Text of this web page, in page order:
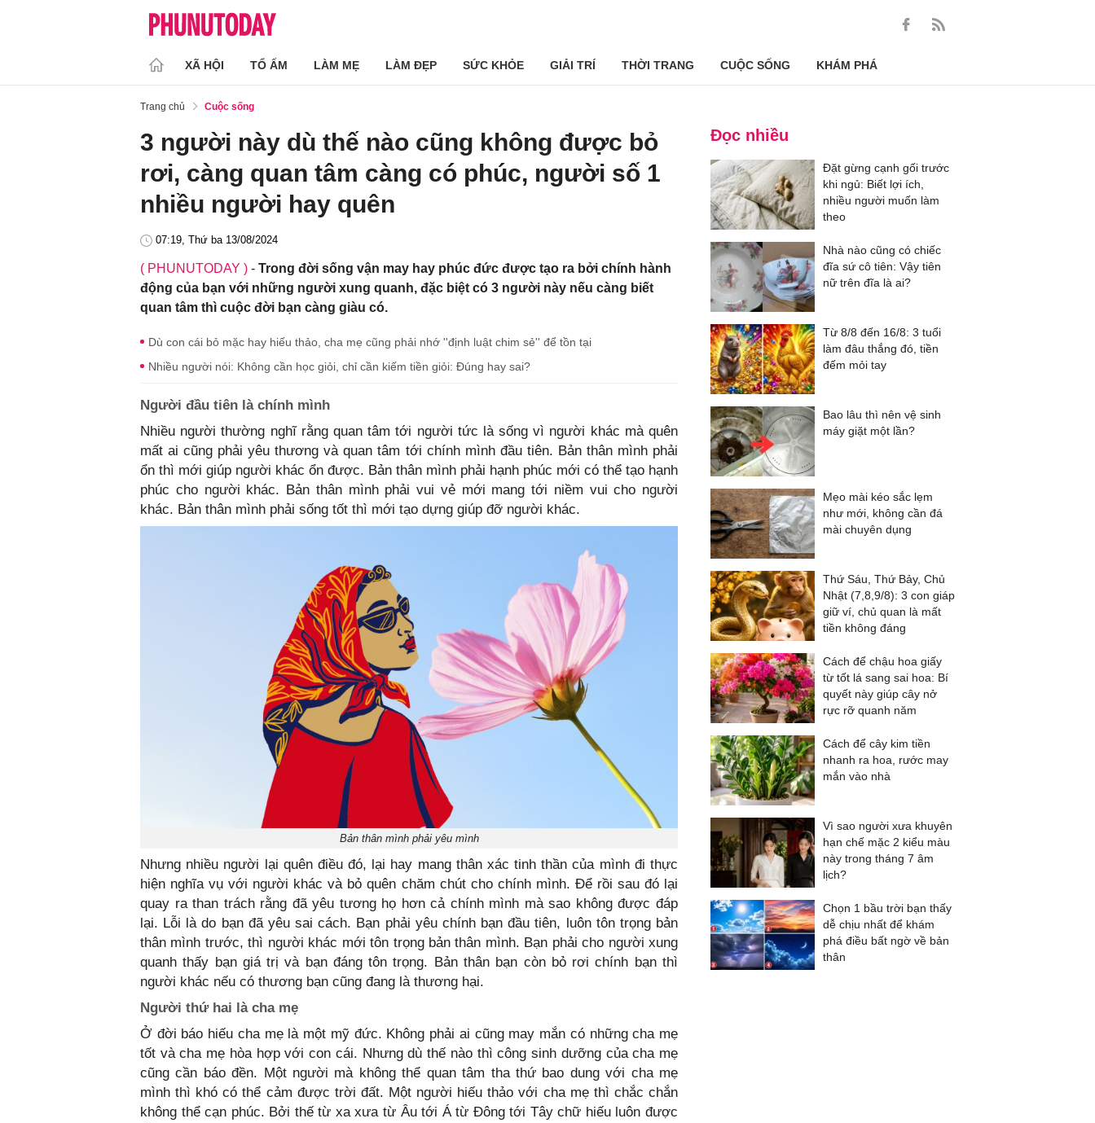
XÃ HỘI TỔ ẤM LÀM MẸ LÀM ĐẸP SỨC KHỎE GIẢI TRÍ THỜI TRANG CUỘC SỐNG KHÁM PHÁ
Trang chủ Cuộc sống
3 người này dù thế nào cũng không được bỏ
rơi, càng quan tâm càng có phúc, người số 1
nhiều người hay quên
07:19, Thứ ba 13/08/2024
( PHUNUTODAY ) - Trong đời sống vận may hay phúc đức được tạo ra bởi chính hành
động của bạn với những người xung quanh, đặc biệt có 3 người này nếu càng biết
quan tâm thì cuộc đời bạn càng giàu có.
Dù con cái bỏ mặc hay hiếu thảo, cha mẹ cũng phải nhớ ''định luật chim sẻ'' để tồn tại
Nhiều người nói: Không cần học giỏi, chỉ cần kiếm tiền giỏi: Đúng hay sai?
Người đầu tiên là chính mình
Nhiều người thường nghĩ rằng quan tâm tới người tức là sống vì người khác mà quên
mất ai cũng phải yêu thương và quan tâm tới chính mình đầu tiên. Bản thân mình phải
ổn thì mới giúp người khác ổn được. Bản thân mình phải hạnh phúc mới có thể tạo hạnh
phúc cho người khác. Bản thân mình phải vui vẻ mới mang tới niềm vui cho người
khác. Bản thân mình phải sống tốt thì mới tạo dựng giúp đỡ người khác.
Bản thân mình phải yêu mình
Nhưng nhiều người lại quên điều đó, lại hay mang thân xác tinh thần của mình đi thực
hiện nghĩa vụ với người khác và bỏ quên chăm chút cho chính mình. Để rồi sau đó lại
quay ra than trách rằng đã yêu tương họ hơn cả chính mình mà sao không được đáp
lại. Lỗi là do bạn đã yêu sai cách. Bạn phải yêu chính bạn đầu tiên, luôn tôn trọng bản
thân mình trước, thì người khác mới tôn trọng bản thân mình. Bạn phải cho người xung
quanh thấy bạn giá trị và bạn đáng tôn trọng. Bản thân bạn còn bỏ rơi chính bạn thì
người khác nếu có thương bạn cũng đang là thương hại.
Người thứ hai là cha mẹ
Ở đời báo hiếu cha mẹ là một mỹ đức. Không phải ai cũng may mắn có những cha mẹ
tốt và cha mẹ hòa hợp với con cái. Nhưng dù thế nào thì công sinh dưỡng của cha mẹ
cũng cần báo đền. Một người mà không thể quan tâm tha thứ bao dung với cha mẹ
mình thì khó có thể cảm được trời đất. Một người hiếu thảo với cha mẹ thì chắc chắn
không thể cạn phúc. Bởi thế từ xa xưa từ Âu tới Á từ Đông tới Tây chữ hiếu luôn được
Đọc nhiều
Đặt gừng cạnh gối trước
khi ngủ: Biết lợi ích,
nhiều người muốn làm
theo
Nhà nào cũng có chiếc
đĩa sứ cô tiên: Vậy tiên
nữ trên đĩa là ai?
Từ 8/8 đến 16/8: 3 tuổi
làm đâu thắng đó, tiền
đếm mỏi tay
Bao lâu thì nên vệ sinh
máy giặt một lần?
Mẹo mài kéo sắc lẹm
như mới, không cần đá
mài chuyên dụng
Thứ Sáu, Thứ Bảy, Chủ
Nhật (7,8,9/8): 3 con giáp
giữ ví, chủ quan là mất
tiền không đáng
Cách để chậu hoa giấy
từ tốt lá sang sai hoa: Bí
quyết này giúp cây nở
rực rỡ quanh năm
Cách để cây kim tiền
nhanh ra hoa, rước may
mắn vào nhà
Vì sao người xưa khuyên
hạn chế mặc 2 kiểu màu
này trong tháng 7 âm
lịch?
Chọn 1 bầu trời bạn thấy
dễ chịu nhất để khám
phá điều bất ngờ về bản
thân